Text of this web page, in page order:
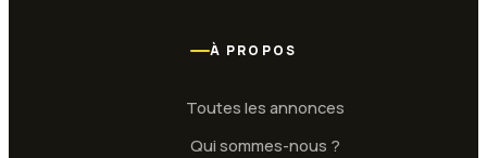
À PROPOS
Toutes les annonces
Qui sommes-nous ?